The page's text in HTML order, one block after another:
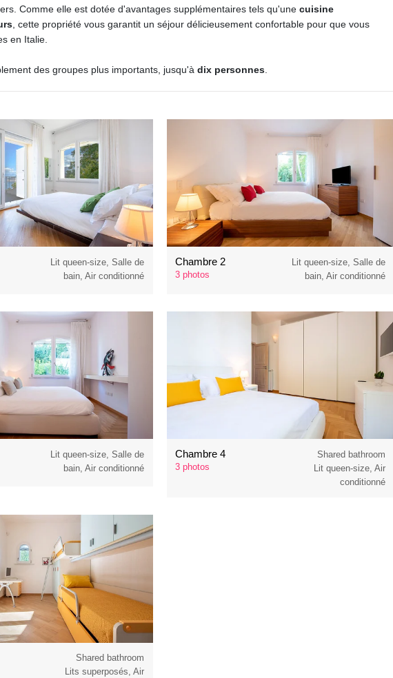
Comme elle est dotée d'avantages supplémentaires tels qu'une cuisine
, cette propriété vous garantit un séjour délicieusement confortable pour que vous
en Italie.
des groupes plus importants, jusqu'à dix personnes
Lit queen-size, Salle de
bain, Air conditionné
Chambre 2
3 photos
Lit queen-size, Salle de
bain, Air conditionné
Lit queen-size, Salle de
bain, Air conditionné
Chambre 4
3 photos
Shared bathroom
Lit queen-size, Air
conditionné
Shared bathroom
Lits superposés, Air